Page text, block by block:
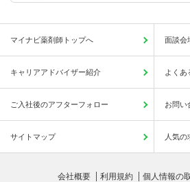
マイナビ薬剤師トップへ 面談会
キャリアアドバイザー紹介 よくあ
ご入社後のアフターフォロー お問い
サイトマップ 人気
会社概要 利用規約 個人情報の